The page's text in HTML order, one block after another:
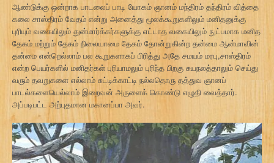
ஆண்டுக்கு ஒன்றாக பாடலைப் பாடி யோகம் ஞானம் மந்திரம் தந்திரம் வித்தை
கலை சாஸ்திரம் வேதம் என்று அனைத்து மூலக்கூறுகளிலும் மனிதனுக்கு
புரியும் வகையிலும் துன்மார்க்கர்களுக்கு எட்டாத வகையிலும் நுட்பமாக மனித
தேகம் மற்றும் தேகம் நிலையாமை தேகம் தோன்றுகின்ற தன்மை ஆன்மாவின்
தன்மை என்றெல்லாம் பல கூறுகளாகப் பிரித்து அதே சமயம் மரபு,சாஸ்திரம்
என்ற பெயர்களில் மனிதர்கள் புரியாமலும் புரிந்த பிறகு சுயநலத்தாலும் செய்து
வரும் தவறுகளை எல்லாம் சுட்டிக்காட்டி நல்லதொரு தத்துவ ஞானப்
பாடல்களையெல்லாம் இறைவன் அருளைக் கொண்டு எழுதி வைத்தார்.
அப்படிபட்ட அற்புதமான மகானப்பா அவர்.